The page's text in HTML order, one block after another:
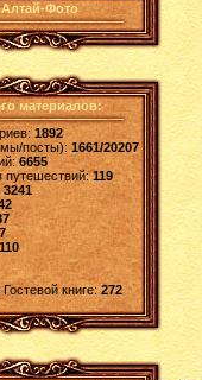
Алтай-Фото
материалов:
1892
посты):1661/20207
6655
путешествий:119
3241
7
110
книге:272